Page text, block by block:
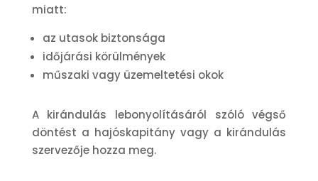
miatt:
az utasok biztonsága
időjárási körülmények
műszaki vagy üzemeltetési okok
A kirándulás lebonyolításáról szóló végső
döntést a hajóskapitány vagy a kirándulás
szervezője hozza meg.